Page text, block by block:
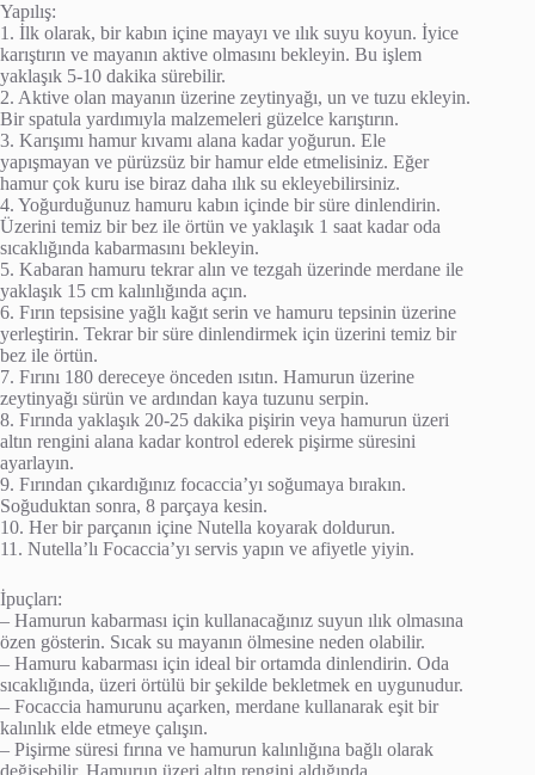
Yapılış:
1. İlk olarak, bir kabın içine mayayı ve ılık suyu koyun. İyice
karıştırın ve mayanın aktive olmasını bekleyin. Bu işlem
yaklaşık 5-10 dakika sürebilir.
2. Aktive olan mayanın üzerine zeytinyağı, un ve tuzu ekleyin.
Bir spatula yardımıyla malzemeleri güzelce karıştırın.
3. Karışımı hamur kıvamı alana kadar yoğurun. Ele
yapışmayan ve pürüzsüz bir hamur elde etmelisiniz. Eğer
hamur çok kuru ise biraz daha ılık su ekleyebilirsiniz.
4. Yoğurduğunuz hamuru kabın içinde bir süre dinlendirin.
Üzerini temiz bir bez ile örtün ve yaklaşık 1 saat kadar oda
sıcaklığında kabarmasını bekleyin.
5. Kabaran hamuru tekrar alın ve tezgah üzerinde merdane ile
yaklaşık 15 cm kalınlığında açın.
6. Fırın tepsisine yağlı kağıt serin ve hamuru tepsinin üzerine
yerleştirin. Tekrar bir süre dinlendirmek için üzerini temiz bir
bez ile örtün.
7. Fırını 180 dereceye önceden ısıtın. Hamurun üzerine
zeytinyağı sürün ve ardından kaya tuzunu serpin.
8. Fırında yaklaşık 20-25 dakika pişirin veya hamurun üzeri
altın rengini alana kadar kontrol ederek pişirme süresini
ayarlayın.
9. Fırından çıkardığınız focaccia’yı soğumaya bırakın.
Soğuduktan sonra, 8 parçaya kesin.
10. Her bir parçanın içine Nutella koyarak doldurun.
11. Nutella’lı Focaccia’yı servis yapın ve afiyetle yiyin.
İpuçları:
– Hamurun kabarması için kullanacağınız suyun ılık olmasına
özen gösterin. Sıcak su mayanın ölmesine neden olabilir.
– Hamuru kabarması için ideal bir ortamda dinlendirin. Oda
sıcaklığında, üzeri örtülü bir şekilde bekletmek en uygunudur.
– Focaccia hamurunu açarken, merdane kullanarak eşit bir
kalınlık elde etmeye çalışın.
– Pişirme süresi fırına ve hamurun kalınlığına bağlı olarak
değişebilir. Hamurun üzeri altın rengini aldığında